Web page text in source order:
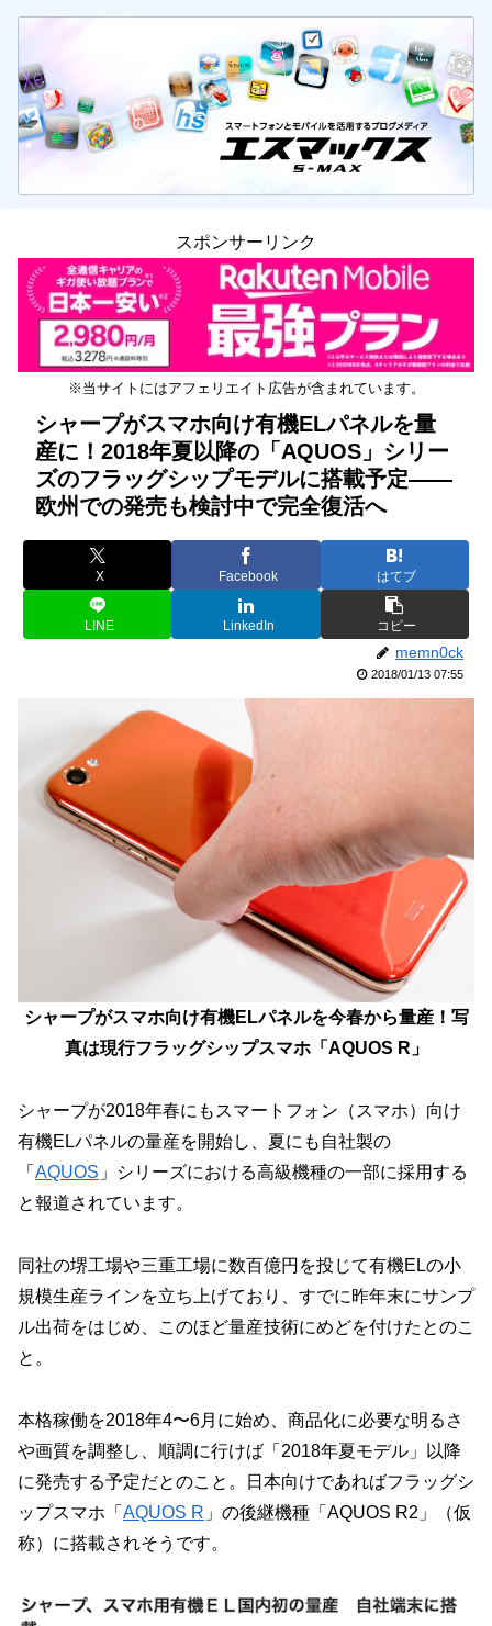
スポンサーリンク
※当サイトにはアフェリエイト広告が含まれています。
シャープがスマホ向け有機ELパネルを量
産に！2018年夏以降の「AQUOS」シリー
ズのフラッグシップモデルに搭載予定――
欧州での発売も検討中で完全復活へ
X Facebook はてブ
LINE LinkedIn コピー
memn0ck
2018/01/13 07:55
シャープがスマホ向け有機ELパネルを今春から量産！写
真は現行フラッグシップスマホ「AQUOS R」
シャープが2018年春にもスマートフォン（スマホ）向け
有機ELパネルの量産を開始し、夏にも自社製の
「 AQUOS 」シリーズにおける高級機種の一部に採用する
と報道されています。
同社の堺工場や三重工場に数百億円を投じて有機ELの小
規模生産ラインを立ち上げており、すでに昨年末にサンプ
ル出荷をはじめ、このほど量産技術にめどを付けたとのこ
と。
本格稼働を2018年4〜6月に始め、商品化に必要な明るさ
や画質を調整し、順調に行けば「2018年夏モデル」以降
に発売する予定だとのこと。日本向けであればフラッグシ
ップスマホ「 AQUOS R 」の後継機種「AQUOS R2」（仮
称）に搭載されそうです。